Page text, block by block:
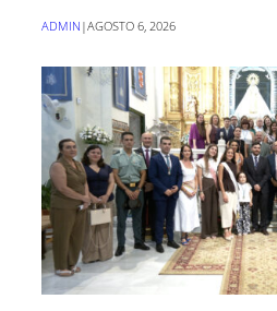
ADMIN |AGOSTO 6, 2026